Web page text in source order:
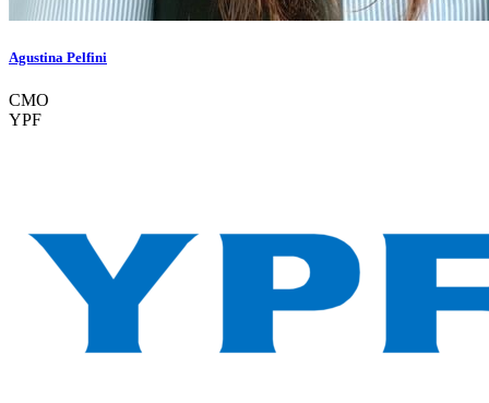
Agustina Pelfini
CMO
YPF